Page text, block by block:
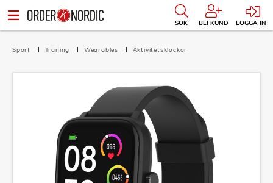
SÖK BLI KUND LOGGA IN
Sport Träning Wearables Aktivitetsklockor